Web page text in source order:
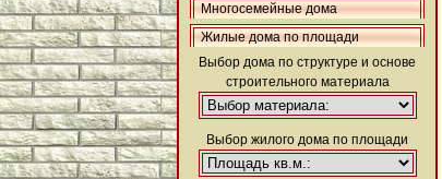
Многосемейные дома
Жилые дома по площади
Выбор дома по структуре и основе
строительного материала
Выбор жилого дома по площади